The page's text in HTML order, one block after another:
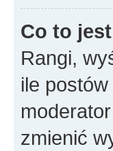
Co to
Rangi,
ile
zmienić